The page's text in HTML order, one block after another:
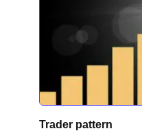
Trader pattern